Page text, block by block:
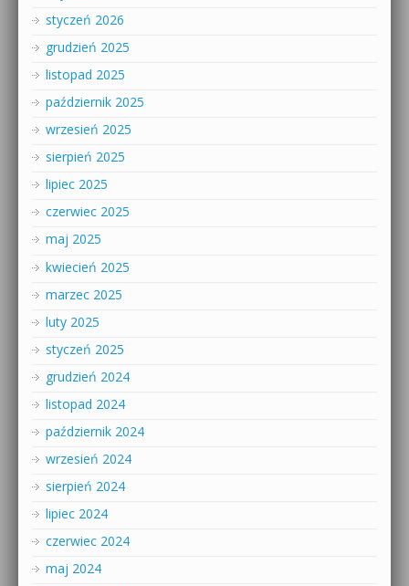
styczeń 2026
grudzień 2025
listopad 2025
październik 2025
wrzesień 2025
sierpień 2025
lipiec 2025
czerwiec 2025
maj 2025
kwiecień 2025
marzec 2025
luty 2025
styczeń 2025
grudzień 2024
listopad 2024
październik 2024
wrzesień 2024
sierpień 2024
lipiec 2024
czerwiec 2024
maj 2024